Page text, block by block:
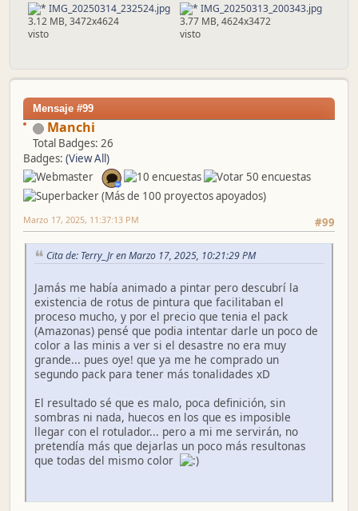
IMG_20250314_232524.jpg
3.12 MB, 3472x4624
visto
IMG_20250313_200343.jpg
3.77 MB, 4624x3472
visto
Mensaje #99
Manchi
Total Badges: 26
Badges: (View All)
#99
Marzo 17, 2025, 11:37:13 PM
Cita de: Terry_Jr en Marzo 17, 2025, 10:21:29 PM
Jamás me había animado a pintar pero descubrí la
existencia de rotus de pintura que facilitaban el
proceso mucho, y por el precio que tenia el pack
(Amazonas) pensé que podia intentar darle un poco de
color a las minis a ver si el desastre no era muy
grande... pues oye! que ya me he comprado un
segundo pack para tener más tonalidades xD
El resultado sé que es malo, poca definición, sin
sombras ni nada, huecos en los que es imposible
llegar con el rotulador... pero a mi me servirán, no
pretendía más que dejarlas un poco más resultonas
que todas del mismo color